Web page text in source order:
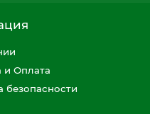
и Оплата
безопасности